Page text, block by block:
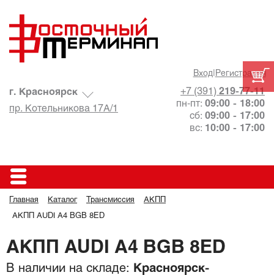
Вход| Регистрация
+7 (391) 219-77-11
пн-пт: 09:00 - 18:00
сб: 09:00 - 17:00
вс: 10:00 - 17:00
г. Красноярск
пр. Котельникова 17А/1
Главная Каталог Трансмиссия АКПП
АКПП AUDI A4 BGB 8ED
АКПП AUDI A4 BGB 8ED
В наличии на складе:
Красноярск-